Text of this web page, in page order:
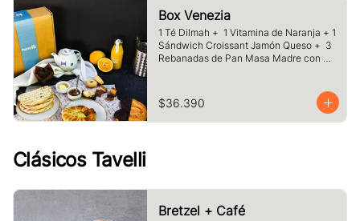
Box Venezia
1 Té Dilmah +  1 Vitamina de Naranja + 1
Sándwich Croissant Jamón Queso +  3
Rebanadas de Pan Masa Madre con
gr de Galletas Surtida.
$36.390
Clásicos Tavelli
Bretzel + Café